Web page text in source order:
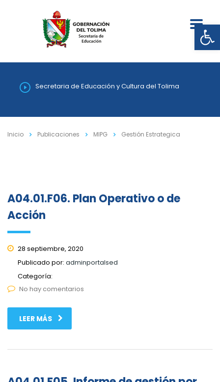
Secretaria de Educación y Cultura del Tolima
Inicio Publicaciones MIPG Gestión Estrategica
A04.01.F06. Plan Operativo o de
Acción
28 septiembre, 2020
Publicado por: adminportalsed
Categoría:
No hay comentarios
LEER MÁS